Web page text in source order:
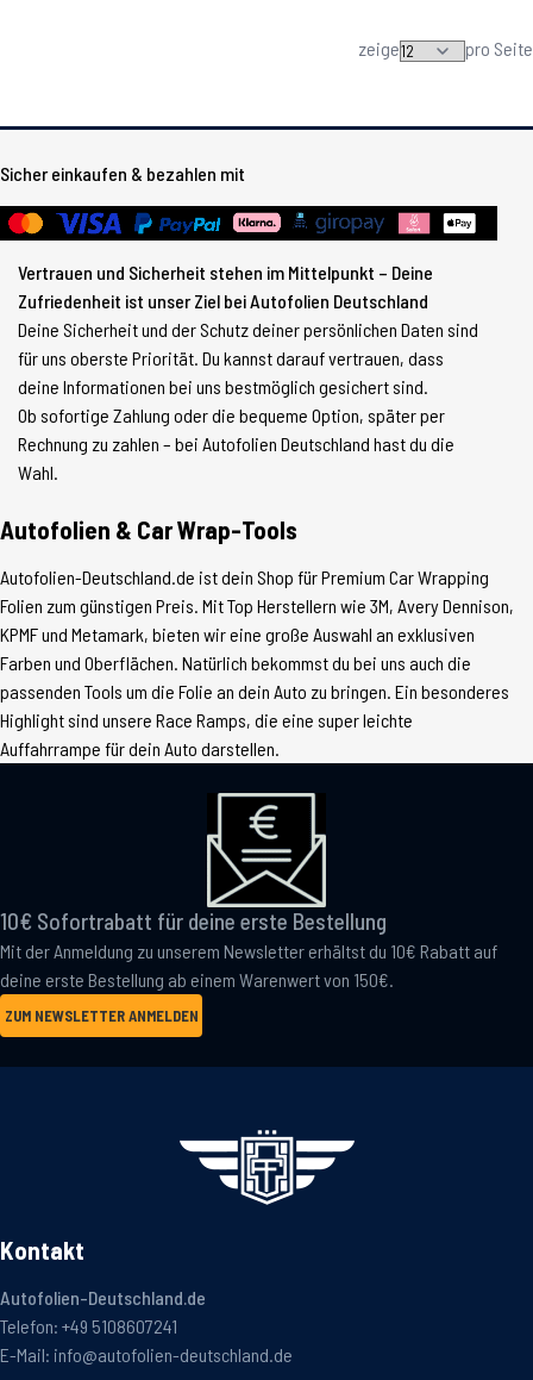
zeige pro Seite
Sicher einkaufen & bezahlen mit
Vertrauen und Sicherheit stehen im Mittelpunkt – Deine
Zufriedenheit ist unser Ziel bei Autofolien Deutschland
Deine Sicherheit und der Schutz deiner persönlichen Daten sind
für uns oberste Priorität. Du kannst darauf vertrauen, dass
deine Informationen bei uns bestmöglich gesichert sind.
Ob sofortige Zahlung oder die bequeme Option, später per
Rechnung zu zahlen – bei Autofolien Deutschland hast du die
Wahl.
Autofolien & Car Wrap-Tools
Autofolien-Deutschland.de ist dein Shop für Premium Car Wrapping
Folien zum günstigen Preis. Mit Top Herstellern wie 3M, Avery Dennison,
KPMF und Metamark, bieten wir eine große Auswahl an exklusiven
Farben und Oberflächen. Natürlich bekommst du bei uns auch die
passenden Tools um die Folie an dein Auto zu bringen. Ein besonderes
Highlight sind unsere Race Ramps, die eine super leichte
Auffahrrampe für dein Auto darstellen.
10€ Sofortrabatt für deine erste Bestellung
Mit der Anmeldung zu unserem Newsletter erhältst du 10€ Rabatt auf
deine erste Bestellung ab einem Warenwert von 150€.
ZUM NEWSLETTER ANMELDEN
Kontakt
Autofolien-Deutschland.de
Telefon: +49 5108607241
E-Mail: info@autofolien-deutschland.de